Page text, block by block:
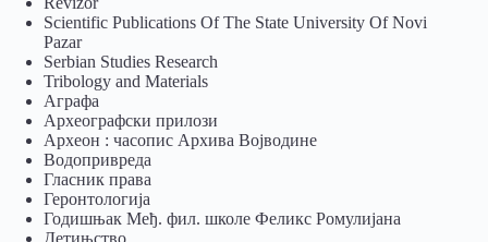
Scientific Publications Of The State University Of Novi
Pazar
Serbian Studies Research
Tribology and Materials
Аграфа
Археографски прилози
Археон : часопис Архива Војводине
Водопривреда
Гласник права
Геронтологија
Годишњак Међ. фил. школе Феликс Ромулијана
Детињство